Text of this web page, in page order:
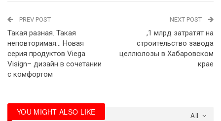
PREV POST
Такая разная. Такая
неповторимая… Новая
серия продуктов Viega
Visign– дизайн в сочетании
с комфортом
NEXT POST
,1 млрд затратят на
строительство завода
целлюлозы в Хабаровском
крае
All
YOU MIGHT ALSO LIKE